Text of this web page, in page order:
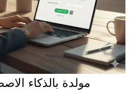
مولدة بالذكاء